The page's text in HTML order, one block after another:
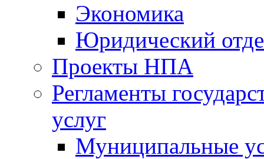
Экономика
Юридический
Проекты НПА
Регламенты
услуг
Муниципальные